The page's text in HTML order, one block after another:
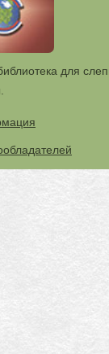
для